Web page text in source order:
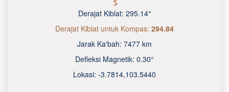
Derajat Kiblat: 295.14°
Derajat Kiblat untuk Kompas: 294.84
Jarak Ka'bah: 7477 km
Defleksi Magnetik: 0.30°
Lokasi: -3.7814,103.5440